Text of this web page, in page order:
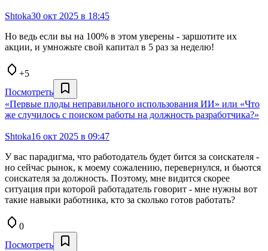
Shtoka30 окт 2025 в 18:45
Но ведь если вы на 100% в этом уверены - заршотите их
акции, и умножьте свой капитал в 5 раз за неделю!
+5
Посмотреть
«Первые плоды неправильного использования ИИ» или «Что
же случилось с поиском работы на должность разработчика?»
Shtoka16 окт 2025 в 09:47
У вас парадигма, что работодатель будет бится за соискателя -
но сейчас рынок, к моему сожалению, перевернулся, и бьются
соискателя за должность. Поэтому, мне видится скорее
ситуация при которой работадатель говорит - мне нужны вот
такие навыки работника, кто за сколько готов работать?
0
Посмотреть